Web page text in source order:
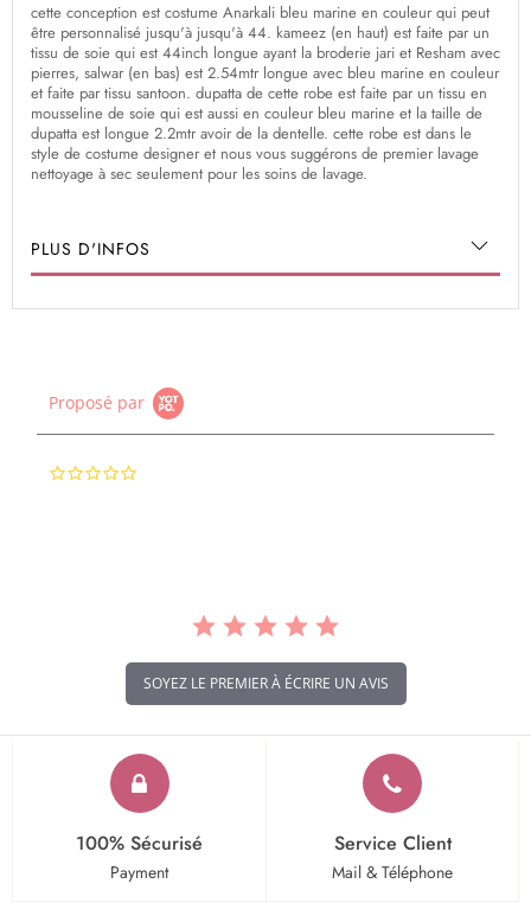
cette conception est costume Anarkali bleu marine en couleur qui peut
être personnalisé jusqu'à jusqu'à 44. kameez (en haut) est faite par un
tissu de soie qui est 44inch longue ayant la broderie jari et Resham avec
pierres, salwar (en bas) est 2.54mtr longue avec bleu marine en couleur
et faite par tissu santoon. dupatta de cette robe est faite par un tissu en
mousseline de soie qui est aussi en couleur bleu marine et la taille de
dupatta est longue 2.2mtr avoir de la dentelle. cette robe est dans le
style de costume designer et nous vous suggérons de premier lavage
nettoyage à sec seulement pour les soins de lavage.
PLUS D'INFOS
Proposé par
SOYEZ LE PREMIER À ÉCRIRE UN AVIS
100% Sécurisé
Payment
Service Client
Mail & Téléphone